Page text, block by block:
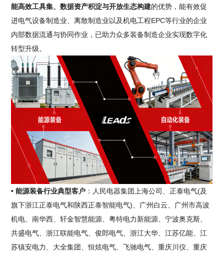
能高效工具集、数据资产积淀与开放生态构建的优势，能有效促
进电气设备制造业、离散制造业以及机电工程EPC等行业的企业
内部数据流通与协同作业，已助力众多装备制造企业实现数字化
转型升级。
• 能源装备行业典型客户 ：人民电器集团上海公司、正泰电气(及
旗下浙江正泰电气和陕西正泰智能电气)、广州白云、广州市高波
机电、南华西、轩金智慧能源、粤特电力新能源、宁波奥克斯、
共盛电气、浙江联能电气、俊郎电气、浙江大华、江苏亿能、江
苏镇安电力、大全集团、恒炫电气、飞驰电气、重庆川仪、重庆